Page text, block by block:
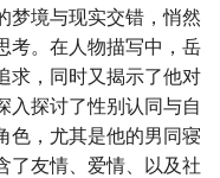
梦境与现实交错，悄然
考。在人物描写中，岳
求，同时又揭示了他对
入探讨了性别认同与自
色，尤其是他的男同寝
了友情、爱情、以及社